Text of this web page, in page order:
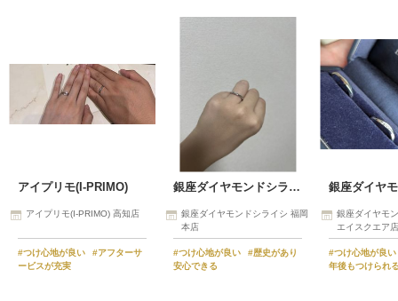
アイプリモ(I-PRIMO)
アイプリモ(I-PRIMO) 高知店
#つけ心地が良い
#アフターサ
ービスが充実
銀座ダイヤモンドシライシ
銀座ダイヤモンドシライシ 福岡
本店
#つけ心地が良い
#歴史があり
安心できる
銀座ダイヤモ
エイスクエア店
#つけ心地が良い
年後もつけられ